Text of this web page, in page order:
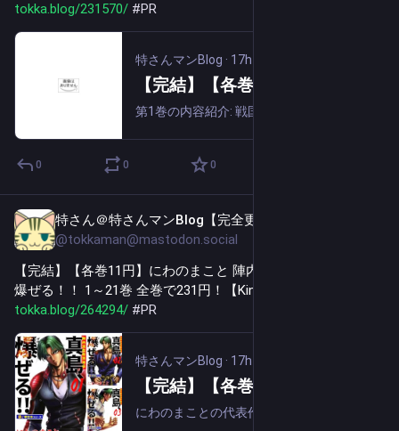
tokka.blog/231570/ #PR
特さんマンBlog · 17h
0 0 0
特さん＠特さんマンBlog【完全更新通知用】
@tokkaman@mastodon.social
【完結】【各巻11円】にわのまこと 陣内流柔術流浪伝 真島、
爆ぜる！！ 1～21巻 全巻で231円！【Kindle】
tokka.blog/264294/ #PR
特さんマンBlog · 17h